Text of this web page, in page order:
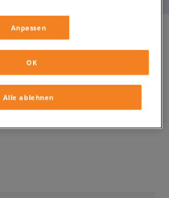
Anpassen
Alle ablehnen
OK